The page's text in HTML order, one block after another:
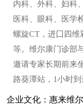
内科、外科、妇科
医科、眼科、医学
螺旋CT，进囗四维
等。维尔康门诊部
邀请专家长期前来
路葵潭站，1小时到
企业文化：惠来维